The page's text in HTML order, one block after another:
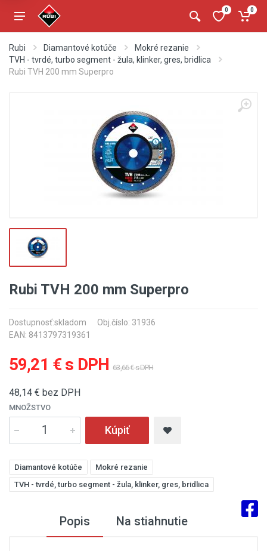
0 0
Rubi Diamantové kotúče
Mokré rezanie
TVH - tvrdé, turbo segment - žula, klinker, gres, bridlica
Rubi TVH 200 mm Superpro
Rubi TVH 200 mm Superpro
Dostupnosť:skladom
Obj.číslo: 31936
EAN: 8413797319361
59,21 € s DPH 63,66 € s DPH
48,14 € bez DPH
MNOŽSTVO
Kúpiť
Diamantové kotúče
Mokré rezanie
TVH - tvrdé, turbo segment - žula, klinker, gres, bridlica
Popis Na stiahnutie